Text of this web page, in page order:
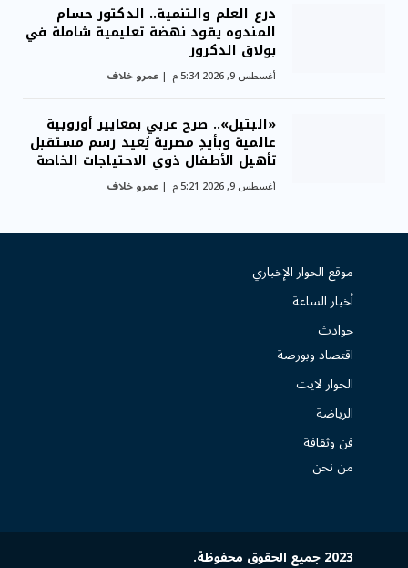
درع العلم والتنمية.. الدكتور حسام
المندوه يقود نهضة تعليمية شاملة في
بولاق الدكرور
أغسطس 9, 2026 5:34 م عمرو خلاف
«البتيل».. صرح عربي بمعايير أوروبية
عالمية وبأيدٍ مصرية يُعيد رسم مستقبل
تأهيل الأطفال ذوي الاحتياجات الخاصة
أغسطس 9, 2026 5:21 م عمرو خلاف
موقع الحوار الإخباري
أخبار الساعة
حوادث
اقتصاد وبورصة
الحوار لايت
الرياضة
فن وثقافة
من نحن
2023 جميع الحقوق محفوظة.